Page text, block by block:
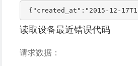
{"created_at":"2015-12-
读取设备最近错误代码
请求数据：